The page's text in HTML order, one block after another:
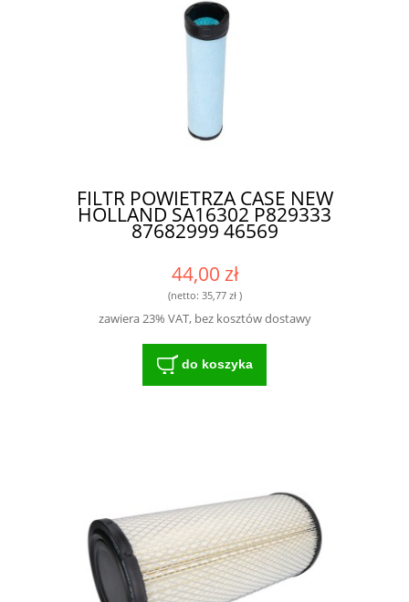
FILTR POWIETRZA CASE NEW
HOLLAND SA16302 P829333
87682999 46569
44,00 zł
(netto: 35,77 zł)
zawiera 23% VAT, bez kosztów dostawy
do koszyka